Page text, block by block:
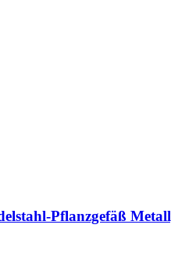
Pflanzgefäß